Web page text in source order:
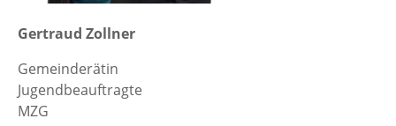
Gertraud Zollner
Gemeinderätin
Jugendbeauftragte
MZG